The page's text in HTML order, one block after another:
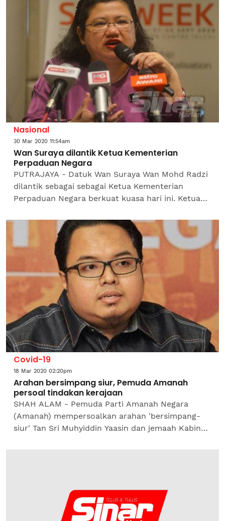
Nasional
30 Mar 2020 11:54am
Wan Suraya dilantik Ketua Kementerian
Perpaduan Negara
PUTRAJAYA - Datuk Wan Suraya Wan Mohd Radzi
dilantik sebagai sebagai Ketua Kementerian
Perpaduan Negara berkuat kuasa hari ini. Ketua
Ali dalam satu...
Covid-19
18 Mar 2020 02:20pm
Arahan bersimpang siur, Pemuda Amanah
persoal tindakan kerajaan
SHAH ALAM - Pemuda Parti Amanah Negara
(Amanah) mempersoalkan arahan 'bersimpang-
siur' Tan Sri Muhyiddin Yaasin dan jemaah Kabinet
koronavirus...